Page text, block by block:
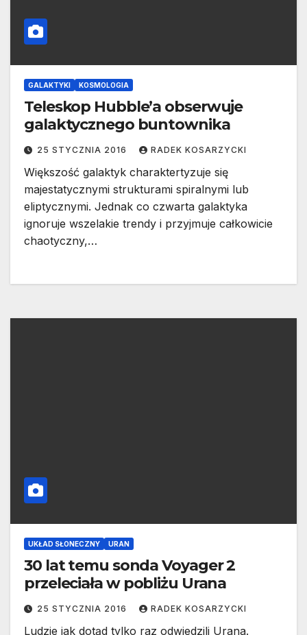
GALAKTYKI KOSMOLOGIA
Teleskop Hubble’a obserwuje
galaktycznego buntownika
25 STYCZNIA 2016 RADEK KOSARZYCKI
Większość galaktyk charaktertyzuje się
majestatycznymi strukturami spiralnymi lub
eliptycznymi. Jednak co czwarta galaktyka
ignoruje wszelakie trendy i przyjmuje całkowicie
chaotyczny,…
UKŁAD SŁONECZNY URAN
30 lat temu sonda Voyager 2
przeleciała w pobliżu Urana
25 STYCZNIA 2016 RADEK KOSARZYCKI
Ludzie jak dotąd tylko raz odwiedzili Urana.